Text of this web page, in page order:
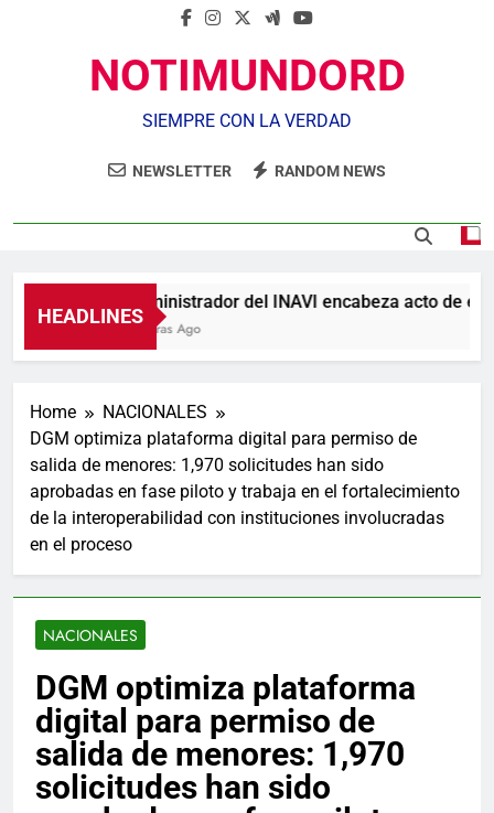
NOTIMUNDORD
SIEMPRE CON LA VERDAD
NEWSLETTER RANDOM NEWS
HEADLINES
Administrador del INAVI encabeza acto de
5 Horas Ago
Home
NACIONALES
DGM optimiza plataforma digital para permiso de
salida de menores: 1,970 solicitudes han sido
aprobadas en fase piloto y trabaja en el fortalecimiento
de la interoperabilidad con instituciones involucradas
en el proceso
NACIONALES
DGM optimiza plataforma
digital para permiso de
salida de menores: 1,970
solicitudes han sido